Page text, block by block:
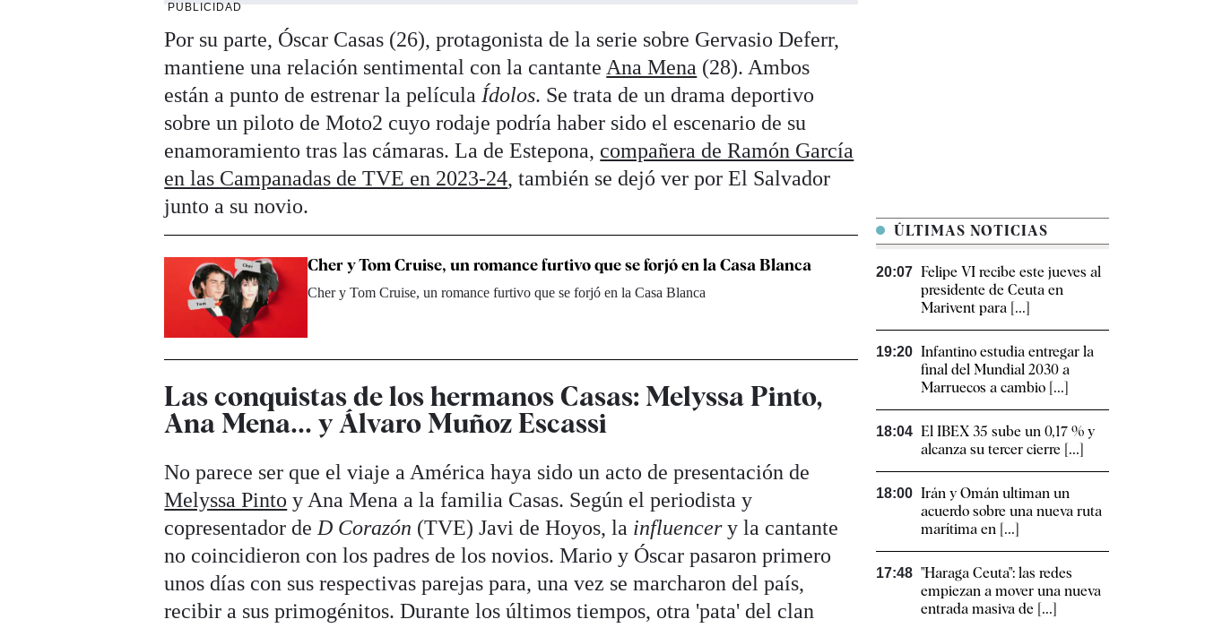
PUBLICIDAD
Por su parte, Óscar Casas (26), protagonista de la serie sobre Gervasio Deferr,
mantiene una relación sentimental con la cantante Ana Mena (28). Ambos
están a punto de estrenar la película Ídolos. Se trata de un drama deportivo
sobre un piloto de Moto2 cuyo rodaje podría haber sido el escenario de su
enamoramiento tras las cámaras. La de Estepona, compañera de Ramón García
en las Campanadas de TVE en 2023-24, también se dejó ver por El Salvador
junto a su novio.
Cher y Tom Cruise, un romance furtivo que se forjó en la Casa Blanca
Cher y Tom Cruise, un romance furtivo que se forjó en la Casa Blanca
Las conquistas de los hermanos Casas: Melyssa Pinto,
Ana Mena... y Álvaro Muñoz Escassi
No parece ser que el viaje a América haya sido un acto de presentación de
Melyssa Pinto y Ana Mena a la familia Casas. Según el periodista y
copresentador de D Corazón (TVE) Javi de Hoyos, la influencery la cantante
no coincidieron con los padres de los novios. Mario y Óscar pasaron primero
unos días con sus respectivas parejas para, una vez se marcharon del país,
recibir a sus primogénitos. Durante los últimos tiempos, otra 'pata' del clan
ÚLTIMAS NOTICIAS
20:07 Felipe VI recibe este jueves al
presidente de Ceuta en
Marivent para [...]
19:20 Infantino estudia entregar la
final del Mundial 2030 a
Marruecos a cambio [...]
18:04 El IBEX 35 sube un 0,17 % y
alcanza su tercer cierre [...]
18:00 Irán y Omán ultiman un
acuerdo sobre una nueva ruta
marítima en [...]
17:48 "Haraga Ceuta": las redes
empiezan a mover una nueva
entrada masiva de [...]